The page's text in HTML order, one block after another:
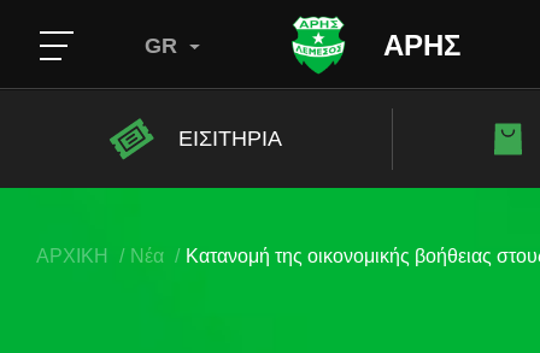
ΑΡΗΣ
GR
ΕΙΣΙΤΗΡΙΑ
ΑΡΧΙΚΗ Νέα Κατανομή της οικονομικής βοήθειας